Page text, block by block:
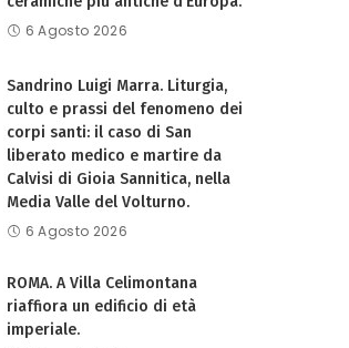
6 Agosto 2026
Sandrino Luigi Marra. Liturgia,
culto e prassi del fenomeno dei
corpi santi: il caso di San
liberato medico e martire da
Calvisi di Gioia Sannitica, nella
Media Valle del Volturno.
6 Agosto 2026
ROMA. A Villa Celimontana
riaffiora un edificio di età
imperiale.